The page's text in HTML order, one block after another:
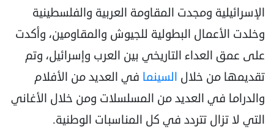
الإسرائيلية ومجدت المقاومة العربية والفلسطينية
وخلدت الأعمال البطولية للجيوش والمقاومين، وأكدت
على عمق العداء التاريخي بين العرب وإسرائيل، وتم
تقديمها من خلال السينما في العديد من الأفلام
والدراما في العديد من المسلسلات ومن خلال الأغاني
التي لا تزال تتردد في كل المناسبات الوطنية.